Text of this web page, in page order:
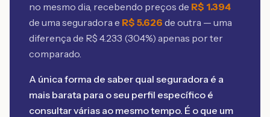
no mesmo dia, recebendo preços de R$ 1.394
de uma seguradora e R$ 5.626 de outra — uma
diferença de R$ 4.233 (304%) apenas por ter
comparado.
A única forma de saber qual seguradora é a
mais barata para o seu perfil específico é
consultar várias ao mesmo tempo. É o que um